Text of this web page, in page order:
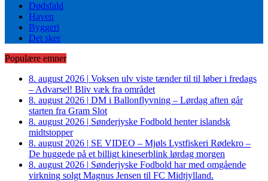
Dødsfald
Haven
Byggeri
Det sker
Populære emner
8. august 2026 | Voksen ulv viste tænder til til løber i fredags
– Advarsel! Bliv væk fra området
8. august 2026 | DM i Ballonflyvning – Lørdag aften går
starten fra Gram Slot
8. august 2026 | Sønderjyske Fodbold henter islandsk
midtstopper
8. august 2026 | SE VIDEO – Mjøls Lystfiskeri Rødekro –
De huggede på et billigt kineserblink lørdag morgen
8. august 2026 | Sønderjyske Fodbold har med omgående
virkning solgt Magnus Jensen til FC Midtjylland.